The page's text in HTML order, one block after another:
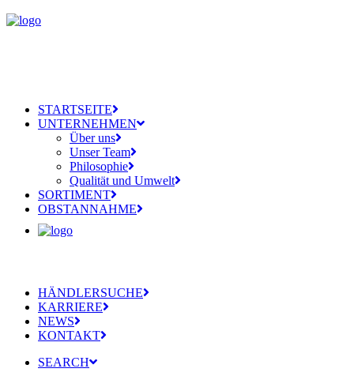
STARTSEITE
UNTERNEHMEN
Über uns
Unser Team
Philosophie
Qualität und Umwelt
SORTIMENT
OBSTANNAHME
HÄNDLERSUCHE
KARRIERE
NEWS
KONTAKT
SEARCH